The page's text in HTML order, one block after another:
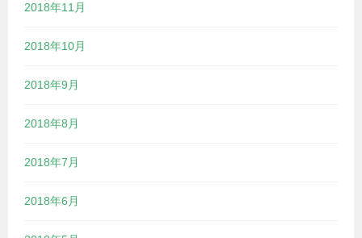
2018年11月
2018年10月
2018年9月
2018年8月
2018年7月
2018年6月